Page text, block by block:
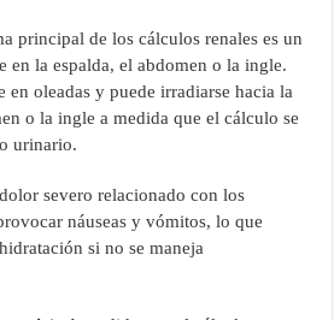
principal de los cálculos renales es un
en la espalda, el abdomen o la ingle.
en oleadas y puede irradiarse hacia la
o la ingle a medida que el cálculo se
urinario.
severo relacionado con los
náuseas y vómitos, lo que
si no se maneja